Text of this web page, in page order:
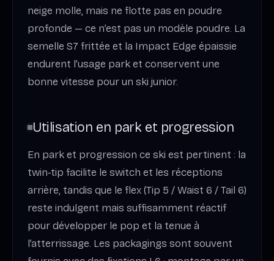
neige molle, mais ne flotte pas en poudre
profonde — ce n’est pas un modèle poudre. La
semelle S7 frittée et la Impact Edge épaissie
endurent l’usage park et conservent une
bonne vitesse pour un ski junior.
Utilisation en park et progression
En park et progression ce ski est pertinent : la
twin‑tip facilite le switch et les réceptions
arrière, tandis que le flex (Tip 5 / Waist 6 / Tail 6)
reste indulgent mais suffisamment réactif
pour développer le pop et la tenue à
l’atterrissage. Les packagings sont souvent